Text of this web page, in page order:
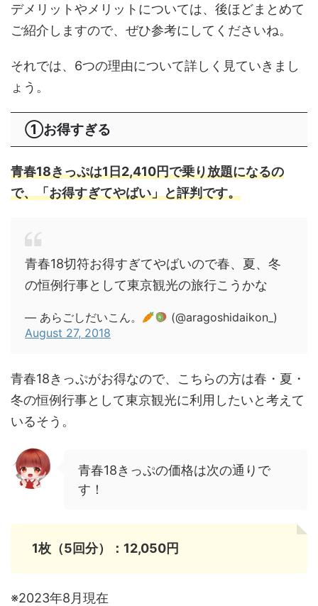
デメリットやメリットについては、後ほどまとめて
ご紹介しますので、ぜひ参考にしてくださいね。
それでは、6つの理由について詳しく見ていきまし
ょう。
①お得すぎる
青春18きっぷは1日2,410円で乗り放題になるの
で、「お得すぎてやばい」と評判です。
青春18切符お得すぎてやばいので春、夏、冬
の恒例行事として東京観光の旅行こうかな
— あらごしだいこん。
(@aragoshidaikon_)
August 27, 2018
青春18きっぷがお得なので、こちらの方は春・夏・
冬の恒例行事として東京観光に利用したいと考えて
いるそう。
青春18きっぷの価格は次の通りで
す！
1枚（5回分）：12,050円
※2023年8月現在